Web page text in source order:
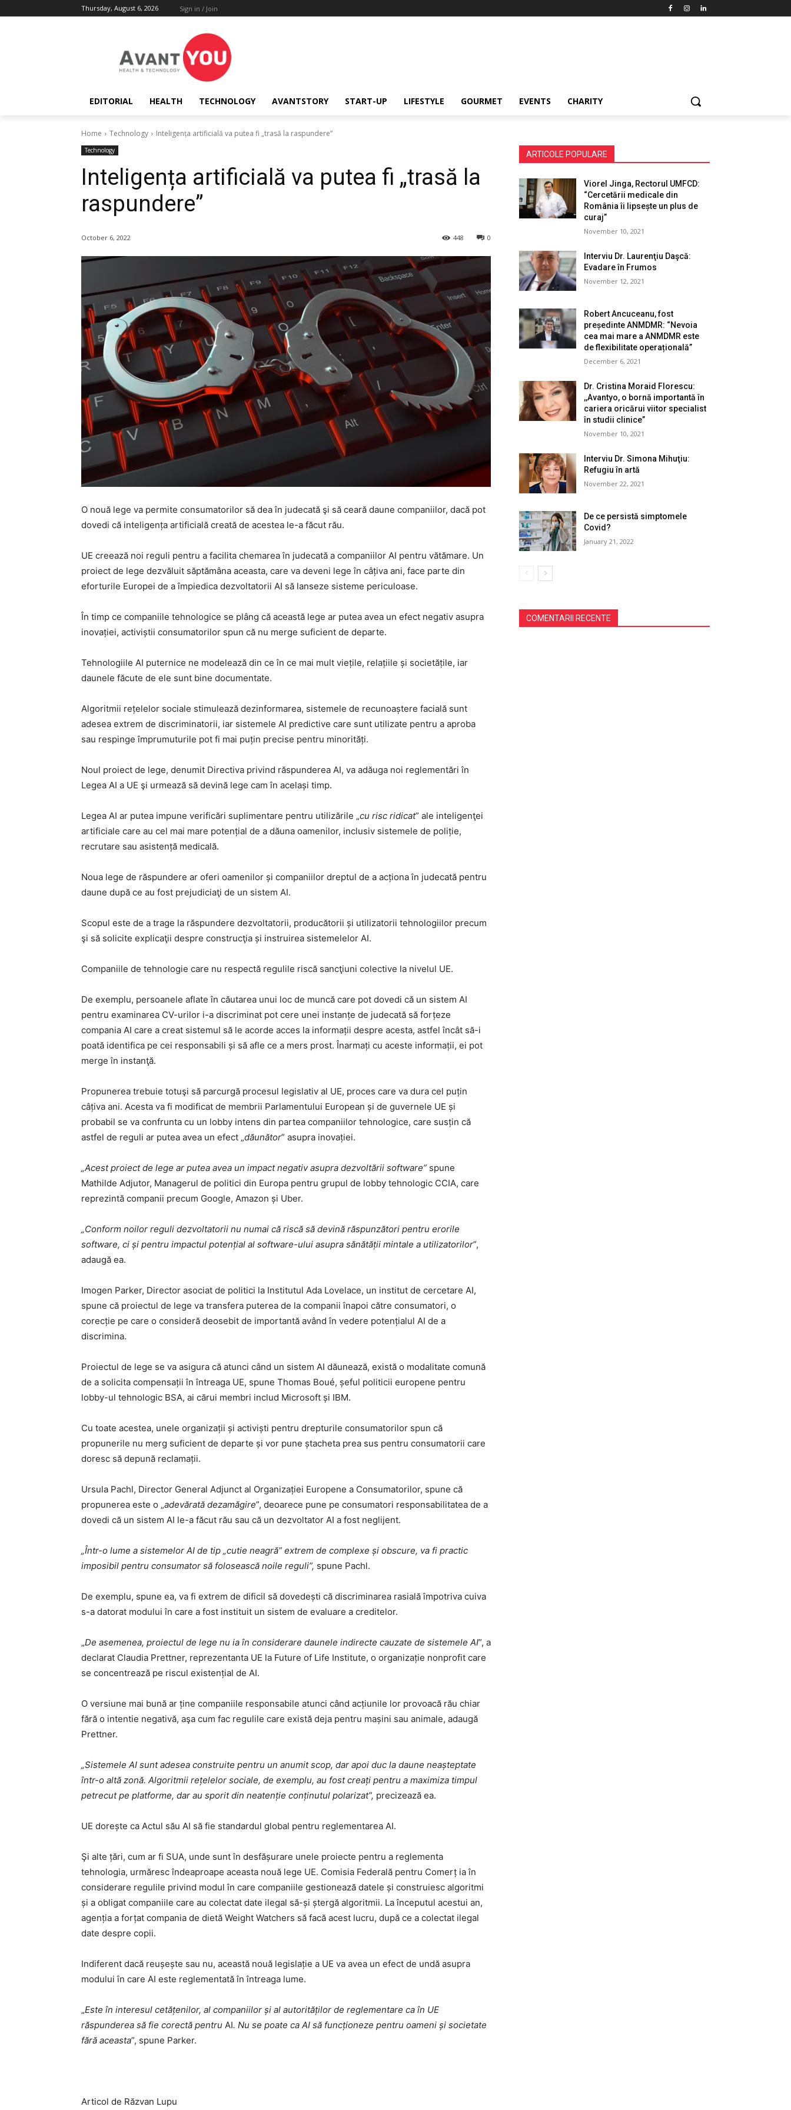
Thursday, August 6, 2026 Sign in / Join
EDITORIAL HEALTH TECHNOLOGY AVANTSTORY START-UP LIFESTYLE GOURMET EVENTS CHARITY
Home Technology Inteligența artificială va putea fi „trasă la raspundere”
Technology
Inteligența artificială va putea fi „trasă la
raspundere”
October 6, 2022 0
448
O nouă lege va permite consumatorilor să dea în judecată şi să ceară daune companiilor, dacă pot
dovedi că inteligența artificială creată de acestea le-a făcut rău.
UE creează noi reguli pentru a facilita chemarea în judecată a companiilor AI pentru vătămare. Un
proiect de lege dezvăluit săptămâna aceasta, care va deveni lege în câțiva ani, face parte din
eforturile Europei de a împiedica dezvoltatorii AI să lanseze sisteme periculoase.
În timp ce companiile tehnologice se plâng că această lege ar putea avea un efect negativ asupra
inovației, activiștii consumatorilor spun că nu merge suficient de departe.
Tehnologiile AI puternice ne modelează din ce în ce mai mult viețile, relațiile și societățile, iar
daunele făcute de ele sunt bine documentate.
Algoritmii rețelelor sociale stimulează dezinformarea, sistemele de recunoaștere facială sunt
adesea extrem de discriminatorii, iar sistemele AI predictive care sunt utilizate pentru a aproba
sau respinge împrumuturile pot fi mai puțin precise pentru minorități.
Noul proiect de lege, denumit Directiva privind răspunderea AI, va adăuga noi reglementări în
Legea AI a UE şi urmează să devină lege cam în același timp.
Legea AI ar putea impune verificări suplimentare pentru utilizările „cu risc ridicat” ale inteligenţei
artificiale care au cel mai mare potențial de a dăuna oamenilor, inclusiv sistemele de poliție,
recrutare sau asistență medicală.
Noua lege de răspundere ar oferi oamenilor și companiilor dreptul de a acționa în judecată pentru
daune după ce au fost prejudiciaţi de un sistem AI.
Scopul este de a trage la răspundere dezvoltatorii, producătorii și utilizatorii tehnologiilor precum
şi să solicite explicaţii despre construcţia și instruirea sistemelelor AI.
Companiile de tehnologie care nu respectă regulile riscă sancţiuni colective la nivelul UE.
De exemplu, persoanele aflate în căutarea unui loc de muncă care pot dovedi că un sistem AI
pentru examinarea CV-urilor i-a discriminat pot cere unei instanțe de judecată să forțeze
compania AI care a creat sistemul să le acorde acces la informații despre acesta, astfel încât să-i
poată identifica pe cei responsabili și să afle ce a mers prost. Înarmați cu aceste informații, ei pot
merge în instanţă.
Propunerea trebuie totuşi să parcurgă procesul legislativ al UE, proces care va dura cel puțin
câțiva ani. Acesta va fi modificat de membrii Parlamentului European și de guvernele UE și
probabil se va confrunta cu un lobby intens din partea companiilor tehnologice, care susțin că
astfel de reguli ar putea avea un efect „dăunător” asupra inovației.
„Acest proiect de lege ar putea avea un impact negativ asupra dezvoltării software” spune
Mathilde Adjutor, Managerul de politici din Europa pentru grupul de lobby tehnologic CCIA, care
reprezintă companii precum Google, Amazon și Uber.
„Conform noilor reguli dezvoltatorii nu numai că riscă să devină răspunzători pentru erorile
software, ci și pentru impactul potențial al software-ului asupra sănătății mintale a utilizatorilor”,
adaugă ea.
Imogen Parker, Director asociat de politici la Institutul Ada Lovelace, un institut de cercetare AI,
spune că proiectul de lege va transfera puterea de la companii înapoi către consumatori, o
corecție pe care o consideră deosebit de importantă având în vedere potențialul AI de a
discrimina.
Proiectul de lege se va asigura că atunci când un sistem AI dăunează, există o modalitate comună
de a solicita compensații în întreaga UE, spune Thomas Boué, șeful politicii europene pentru
lobby-ul tehnologic BSA, ai cărui membri includ Microsoft și IBM.
Cu toate acestea, unele organizații și activiști pentru drepturile consumatorilor spun că
propunerile nu merg suficient de departe și vor pune ștacheta prea sus pentru consumatorii care
doresc să depună reclamații.
Ursula Pachl, Director General Adjunct al Organizației Europene a Consumatorilor, spune că
propunerea este o „adevărată dezamăgire”, deoarece pune pe consumatori responsabilitatea de a
dovedi că un sistem AI le-a făcut rău sau că un dezvoltator AI a fost neglijent.
„Într-o lume a sistemelor AI de tip „cutie neagră” extrem de complexe și obscure, va fi practic
imposibil pentru consumator să folosească noile reguli”, spune Pachl.
De exemplu, spune ea, va fi extrem de dificil să dovedești că discriminarea rasială împotriva cuiva
s-a datorat modului în care a fost instituit un sistem de evaluare a creditelor.
„De asemenea, proiectul de lege nu ia în considerare daunele indirecte cauzate de sistemele AI”, a
declarat Claudia Prettner, reprezentanta UE la Future of Life Institute, o organizație nonprofit care
se concentrează pe riscul existențial de AI.
O versiune mai bună ar ține companiile responsabile atunci când acțiunile lor provoacă rău chiar
fără o intentie negativă, aşa cum fac regulile care există deja pentru mașini sau animale, adaugă
Prettner.
„Sistemele AI sunt adesea construite pentru un anumit scop, dar apoi duc la daune neașteptate
într-o altă zonă. Algoritmii rețelelor sociale, de exemplu, au fost creați pentru a maximiza timpul
petrecut pe platforme, dar au sporit din neatenție conținutul polarizat”, precizează ea.
UE dorește ca Actul său AI să fie standardul global pentru reglementarea AI.
Şi alte țări, cum ar fi SUA, unde sunt în desfășurare unele proiecte pentru a reglementa
tehnologia, urmăresc îndeaproape aceasta nouă lege UE. Comisia Federală pentru Comerț ia în
considerare regulile privind modul în care companiile gestionează datele și construiesc algoritmi
și a obligat companiile care au colectat date ilegal să-și ștergă algoritmii. La începutul acestui an,
agenția a forțat compania de dietă Weight Watchers să facă acest lucru, după ce a colectat ilegal
date despre copii.
Indiferent dacă reușește sau nu, această nouă legislație a UE va avea un efect de undă asupra
modului în care AI este reglementată în întreaga lume.
„Este în interesul cetățenilor, al companiilor și al autorităților de reglementare ca în UE
răspunderea să fie corectă pentru AI. Nu se poate ca AI să funcționeze pentru oameni și societate
fără aceasta”, spune Parker.
Articol de Răzvan Lupu
ARTICOLE POPULARE
Viorel Jinga, Rectorul UMFCD:
“Cercetării medicale din
România îi lipsește un plus de
curaj”
November 10, 2021
Interviu Dr. Laurenţiu Daşcă:
Evadare în Frumos
November 12, 2021
Robert Ancuceanu, fost
președinte ANMDMR: “Nevoia
cea mai mare a ANMDMR este
de flexibilitate operațională”
December 6, 2021
Dr. Cristina Moraid Florescu:
,,Avantyo, o bornă importantă în
cariera oricărui viitor specialist
în studii clinice”
November 10, 2021
Interviu Dr. Simona Mihuţiu:
Refugiu în artă
November 22, 2021
De ce persistă simptomele
Covid?
January 21, 2022
COMENTARII RECENTE